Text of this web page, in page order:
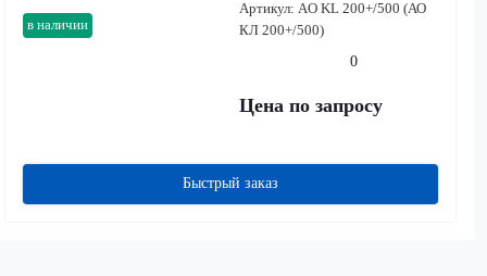
в наличии
Артикул: AO KL 200+/500 (АО
КЛ 200+/500)
0
Цена по запросу
Быстрый заказ